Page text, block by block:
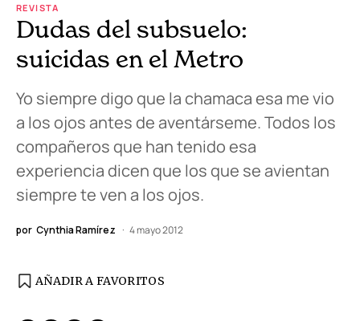
REVISTA
Dudas del subsuelo:
suicidas en el Metro
Yo siempre digo que la chamaca esa me vio
a los ojos antes de aventárseme. Todos los
compañeros que han tenido esa
experiencia dicen que los que se avientan
siempre te ven a los ojos.
por Cynthia Ramírez 4 mayo 2012
AÑADIR A FAVORITOS